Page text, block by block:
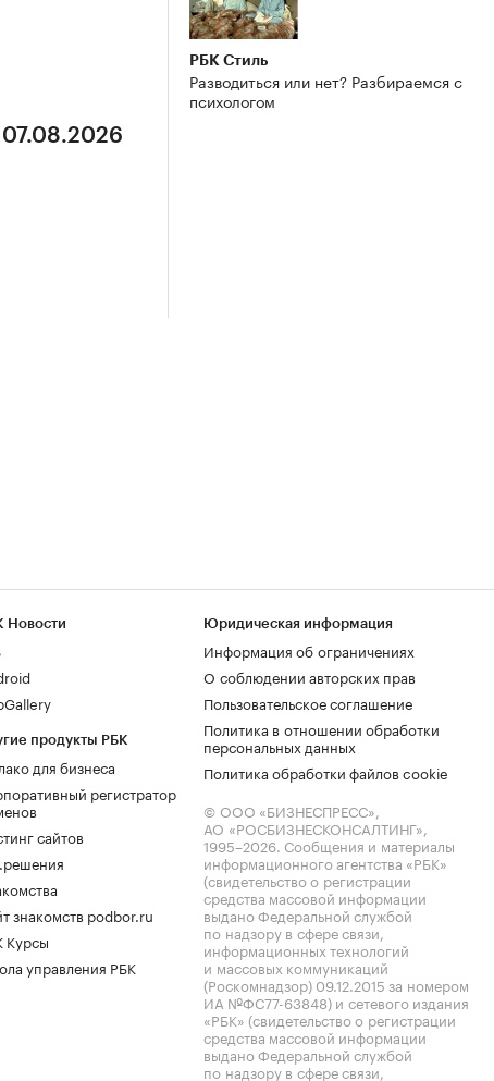
07.08.2026
РБК Стиль
Разводиться или нет? Разбираемся с
психологом
Новости
продукты РБК
для бизнеса
регистратор
сайтов
знакомств podbor.ru
Курсы
управления РБК
Юридическая информация
Информация об ограничениях
О соблюдении авторских прав
Пользовательское соглашение
Политика в отношении обработки
персональных данных
Политика обработки файлов cookie
© ООО «БИЗНЕСПРЕСС»,
АО «РОСБИЗНЕСКОНСАЛТИНГ»,
1995–2026. Сообщения и материалы
информационного агентства «РБК»
(свидетельство о регистрации
средства массовой информации
выдано Федеральной службой
по надзору в сфере связи,
информационных технологий
и массовых коммуникаций
(Роскомнадзор) 09.12.2015 за номером
ИА №ФС77-63848) и сетевого издания
«РБК» (свидетельство о регистрации
средства массовой информации
выдано Федеральной службой
по надзору в сфере связи,